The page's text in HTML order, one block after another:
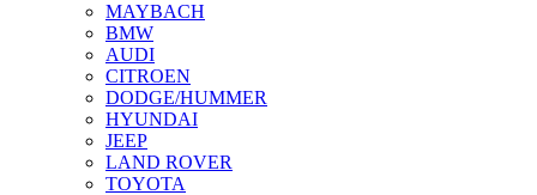
MAYBACH
BMW
AUDI
CITROEN
DODGE/HUMMER
HYUNDAI
JEEP
LAND ROVER
TOYOTA